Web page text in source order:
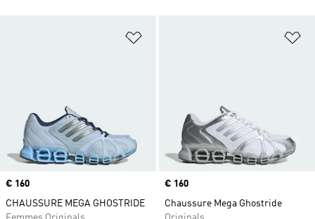
Ajouter à la Liste de produits
Prix
€ 160
CHAUSSURE MEGA GHOSTRIDE
Prix
€ 160
Chaussure Mega Ghostride